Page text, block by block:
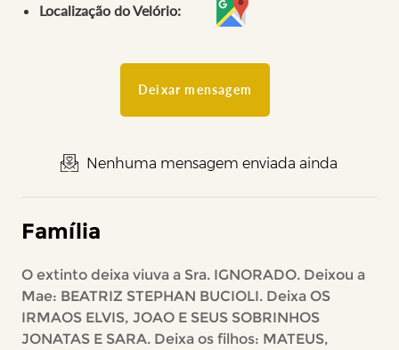
Localização do Velório:
Deixar mensagem
Nenhuma mensagem enviada ainda
Família
O extinto deixa viuva a Sra. IGNORADO. Deixou a
Mae: BEATRIZ STEPHAN BUCIOLI. Deixa OS
IRMAOS ELVIS, JOAO E SEUS SOBRINHOS
JONATAS E SARA. Deixa os filhos: MATEUS,